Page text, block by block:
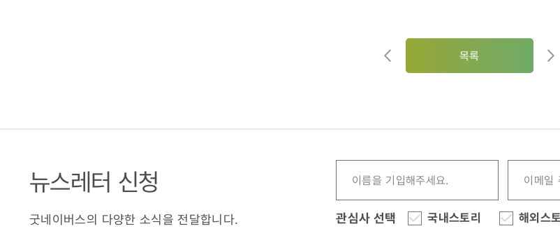
목록
뉴스레터 신청
굿네이버스의 다양한 소식을 전달합니다. 관심사 선택 국내스토리 해외스